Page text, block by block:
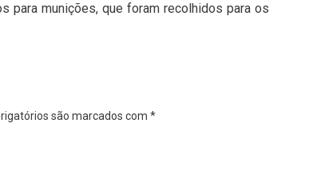
para munições, que foram recolhidos para os
são marcados com *